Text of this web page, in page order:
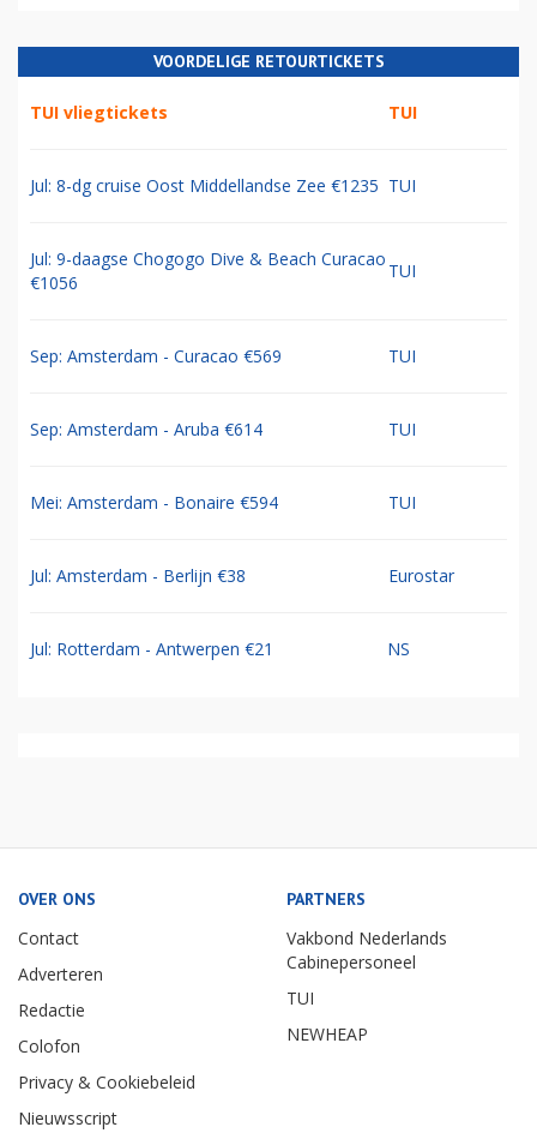
VOORDELIGE RETOURTICKETS
TUI vliegtickets TUI
Jul: 8-dg cruise Oost Middellandse Zee €1235 TUI
Jul: 9-daagse Chogogo Dive & Beach Curacao
€1056
TUI
Sep: Amsterdam - Curacao €569 TUI
Sep: Amsterdam - Aruba €614 TUI
Mei: Amsterdam - Bonaire €594 TUI
Jul: Amsterdam - Berlijn €38 Eurostar
Jul: Rotterdam - Antwerpen €21 NS
OVER ONS
Contact
Adverteren
Redactie
Colofon
Privacy & Cookiebeleid
Nieuwsscript
PARTNERS
Vakbond Nederlands
Cabinepersoneel
TUI
NEWHEAP